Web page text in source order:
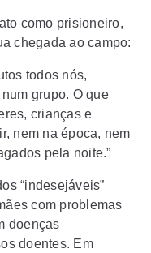
como prisioneiro,
chegada ao campo:
todos nós,
grupo. O que
crianças e
nem na época, nem
pela noite.”
“indesejáveis”
com problemas
doenças
doentes. Em